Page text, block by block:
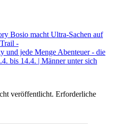
Bosio macht Ultra-Sachen auf
-
und jede Menge Abenteuer - die
bis 14.4. | Männer unter sich
veröffentlicht. Erforderliche